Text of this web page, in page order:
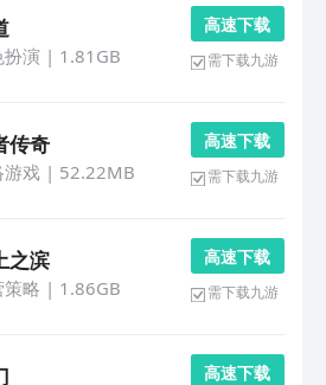
演 | 1.81GB
高 速 下 载
需下载九游
传奇
游戏| 52.22MB
高 速 下 载
需下载九游
之滨
略 | 1.86GB
高 速 下 载
需下载九游
高 速 下 载